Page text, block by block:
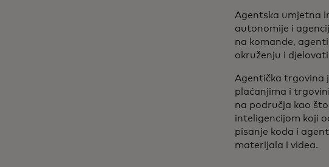
Agentska umjetna
autonomije i
na komande,
okruženju i
Agentička trgovina
plaćanjima i
na područja kao
inteligencijom koji
pisanje koda i
materijala i videa.